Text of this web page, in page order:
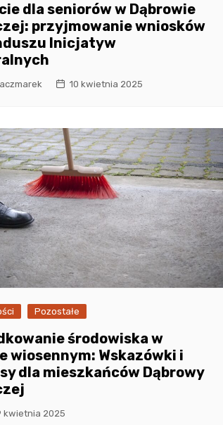
dla seniorów w Dąbrowie
przyjmowanie wniosków
Inicjatyw
10 kwietnia 2025
Pozostałe
środowiska w
wiosennym: Wskazówki i
dla mieszkańców Dąbrowy
kwietnia 2025